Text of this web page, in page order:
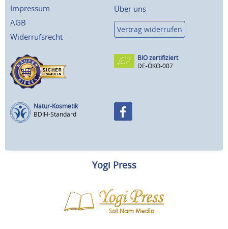
Impressum
AGB
Widerrufsrecht
Über uns
Vertrag widerrufen
BIO zertifiziert
DE-ÖKO-007
Natur-Kosmetik
BDIH-Standard
Yogi Press